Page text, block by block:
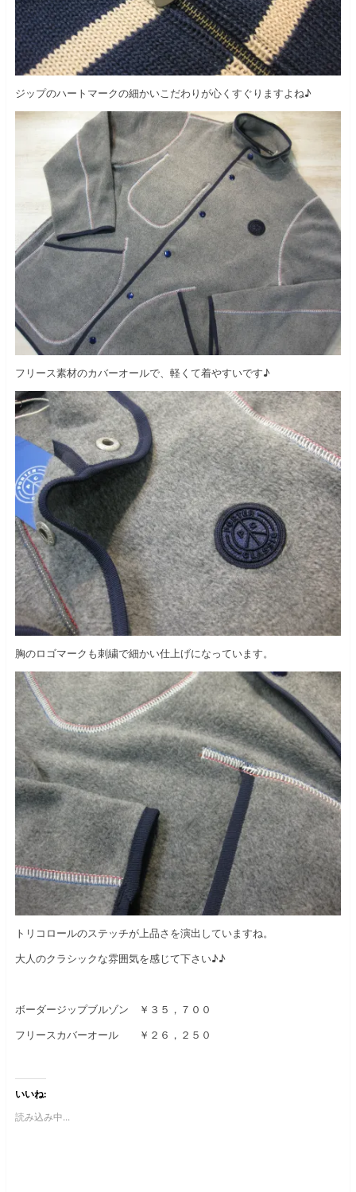
ジップのハートマークの細かいこだわりが心くすぐりますよね♪
フリース素材のカバーオールで、軽くて着やすいです♪
胸のロゴマークも刺繍で細かい仕上げになっています。
トリコロールのステッチが上品さを演出していますね。
大人のクラシックな雰囲気を感じて下さい♪♪
ボーダージップブルゾン ￥３５，７００
フリースカバーオール ￥２６，２５０
いいね:
読み込み中...